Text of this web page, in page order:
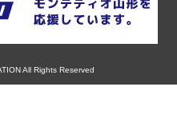
All Rights Reserved